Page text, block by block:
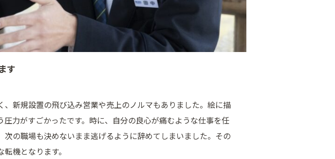
す
新規設置の飛び込み営業や売上のノルマもありました。絵に描
力がすごかったです。時に、自分の良心が痛むような仕事を任
の職場も決めないまま逃げるように辞めてしまいました。その
機となります。